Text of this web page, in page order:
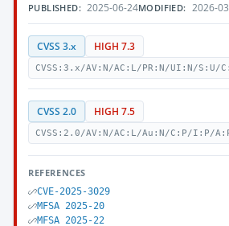
PUBLISHED: 2025-06-24MODIFIED: 2026-
CVSS 3.x HIGH 7.3
CVSS:3.x/AV:N/AC:L/PR:N/UI:N/
CVSS 2.0 HIGH 7.5
CVSS:2.0/AV:N/AC:L/Au:N/C:P/I:P/
REFERENCES
CVE-2025-3029
MFSA 2025-20
MFSA 2025-22